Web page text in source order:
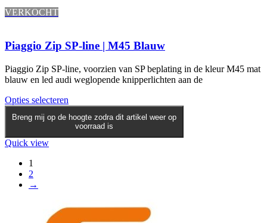
VERKOCHT
Piaggio Zip SP-line | M45 Blauw
Piaggio Zip SP-line, voorzien van SP beplating in de kleur M45 mat
blauw en led audi weglopende knipperlichten aan de
Opties selecteren
Breng mij op de hoogte zodra dit artikel weer op
voorraad is
Quick view
1
2
→